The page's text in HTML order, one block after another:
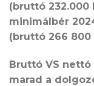
(bruttó 232.000
minimálbér
(bruttó 266 800
Bruttó VS
marad a